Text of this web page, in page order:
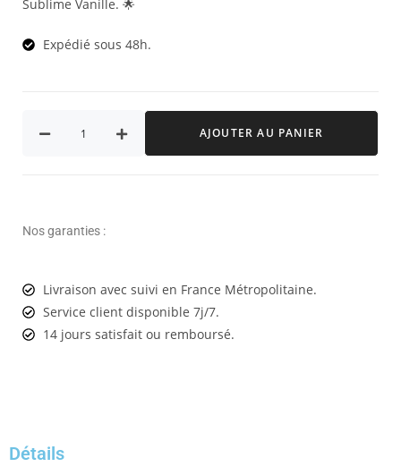
Sublime Vanille. 🌟
Expédié sous 48h.
AJOUTER AU PANIER
Nos garanties :
Livraison avec suivi en France Métropolitaine.
Service client disponible 7j/7.
14 jours satisfait ou remboursé.
Détails